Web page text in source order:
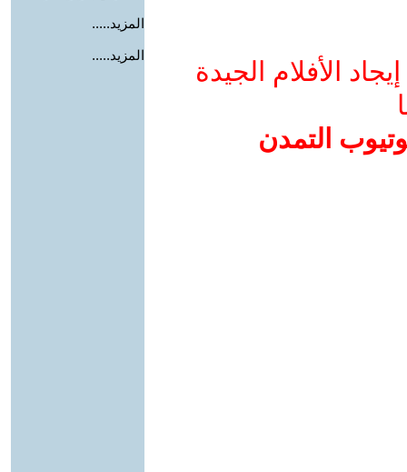
الأفلام الجيدة
التمدن
المزيد.....
المزيد.....